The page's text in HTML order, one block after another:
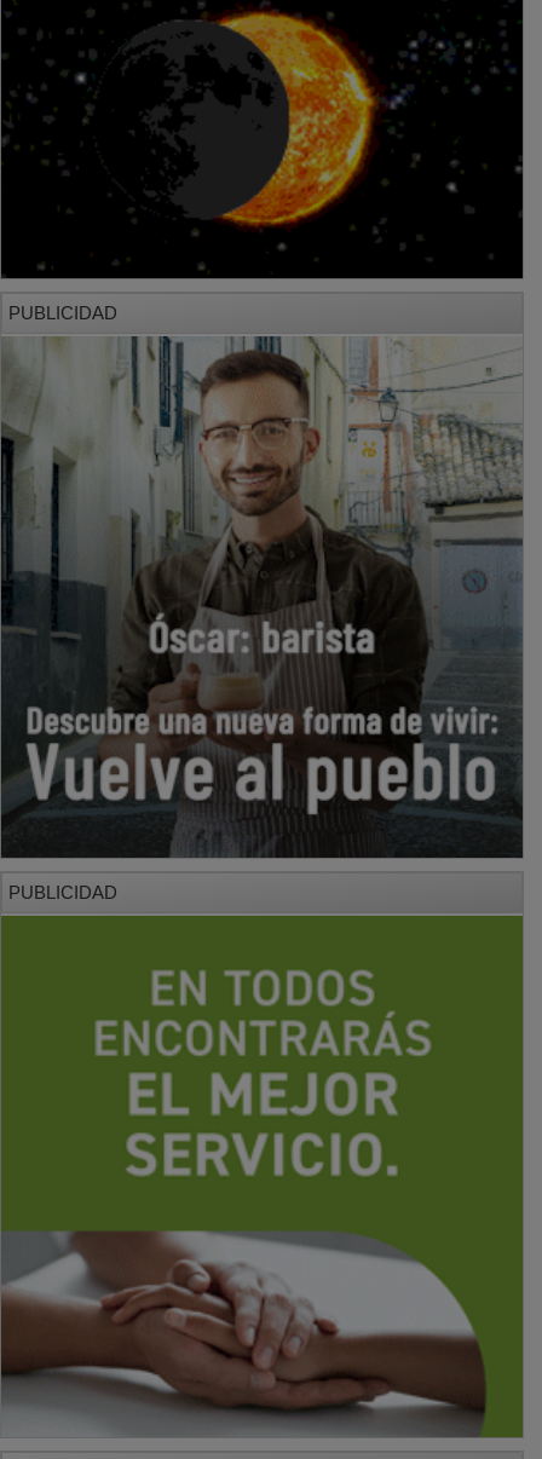
PUBLICIDAD
PUBLICIDAD